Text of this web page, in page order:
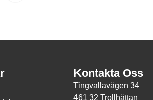
Kontakta Oss
Tingvallavägen 34
461 32 Trollhättan